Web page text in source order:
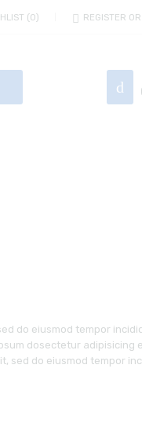
0 REGISTER
do eiusmod tempor
dosectetur adipisicing
sed do eiusmod tempor